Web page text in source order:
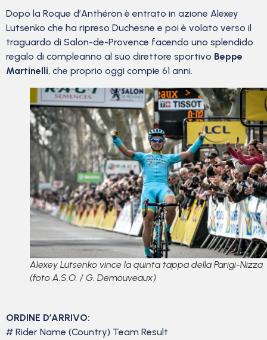
Dopo la Roque d’Anthéron è entrato in azione Alexey
Lutsenko che ha ripreso Duchesne e poi è volato verso il
traguardo di Salon-de-Provence facendo uno splendido
regalo di compleanno al suo direttore sportivo Beppe
Martinelli, che proprio oggi compie 61 anni.
Alexey Lutsenko vince la quinta tappa della Parigi-Nizza
(foto A.S.O. / G. Demouveaux)
ORDINE D’ARRIVO:
# Rider Name (Country) Team Result